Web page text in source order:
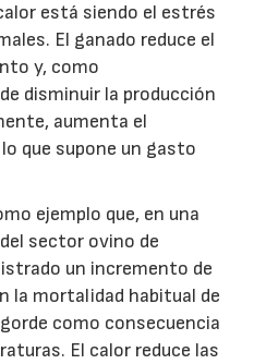
está siendo el estrés
El ganado reduce el
y, como
disminuir la producción
aumenta el
que supone un gasto
ejemplo que, en una
sector ovino de
un incremento de
la mortalidad habitual de
como consecuencia
El calor reduce las